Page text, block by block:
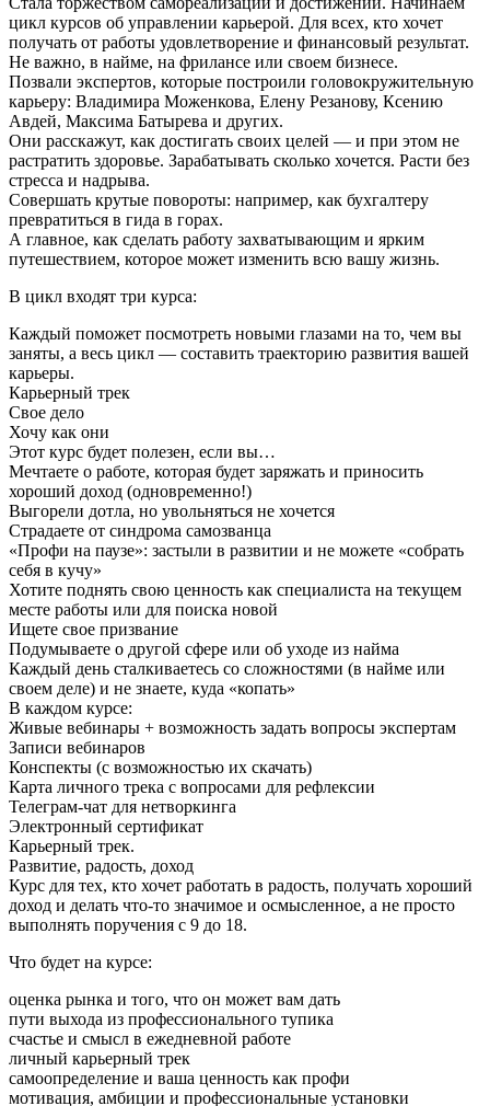
цикл курсов об управлении карьерой. Для всех, кто хочет
получать от работы удовлетворение и финансовый результат.
Не важно, в найме, на фрилансе или своем бизнесе.
Позвали экспертов, которые построили головокружительную
карьеру: Владимира Моженкова, Елену Резанову, Ксению
Авдей, Максима Батырева и других.
Они расскажут, как достигать своих целей — и при этом не
растратить здоровье. Зарабатывать сколько хочется. Расти без
стресса и надрыва.
Совершать крутые повороты: например, как бухгалтеру
превратиться в гида в горах.
А главное, как сделать работу захватывающим и ярким
путешествием, которое может изменить всю вашу жизнь.
В цикл входят три курса:
Каждый поможет посмотреть новыми глазами на то, чем вы
заняты, а весь цикл — составить траекторию развития вашей
карьеры.
Карьерный трек
Свое дело
Хочу как они
Этот курс будет полезен, если вы…
Мечтаете о работе, которая будет заряжать и приносить
хороший доход (одновременно!)
Выгорели дотла, но увольняться не хочется
Страдаете от синдрома самозванца
«Профи на паузе»: застыли в развитии и не можете «собрать
себя в кучу»
Хотите поднять свою ценность как специалиста на текущем
месте работы или для поиска новой
Ищете свое призвание
Подумываете о другой сфере или об уходе из найма
Каждый день сталкиваетесь со сложностями (в найме или
своем деле) и не знаете, куда «копать»
В каждом курсе:
Живые вебинары + возможность задать вопросы экспертам
Записи вебинаров
Конспекты (c возможностью их скачать)
Карта личного трека с вопросами для рефлексии
Телеграм-чат для нетворкинга
Электронный сертификат
Карьерный трек.
Развитие, радость, доход
Курс для тех, кто хочет работать в радость, получать хороший
доход и делать что-то значимое и осмысленное, а не просто
выполнять поручения с 9 до 18.
Что будет на курсе:
оценка рынка и того, что он может вам дать
пути выхода из профессионального тупика
счастье и смысл в ежедневной работе
личный карьерный трек
самоопределение и ваша ценность как профи
мотивация, амбиции и профессиональные установки